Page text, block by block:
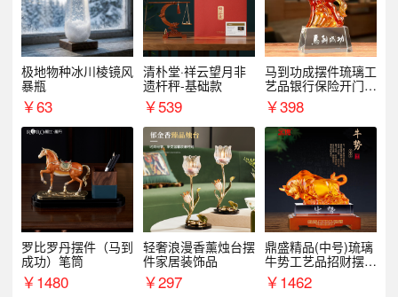
极地物种冰川棱镜风
暴瓶
￥63
清朴堂·祥云望月非
遗杆秤-基础款
￥539
马到功成摆件琉璃工
艺品银行保险开门红
周年庆典伴手礼表彰
礼品
￥398
罗比罗丹摆件（马到
成功）笔筒
￥1480
轻奢浪漫香薰烛台摆
件家居装饰品
￥297
鼎盛精品(中号)琉璃
牛势工艺品招财摆件
银行企业商务上市礼
品
￥1462